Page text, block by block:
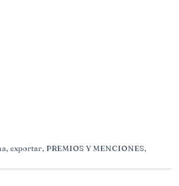
, exportar, PREMIOS Y MENCIONES,